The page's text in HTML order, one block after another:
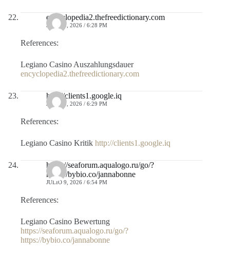
encyclopedia2.thefreedictionary.com
JULIO 9, 2026 / 6:28 PM
References:
Legiano Casino Auszahlungsdauer
encyclopedia2.thefreedictionary.com
http://clients1.google.iq
JULIO 9, 2026 / 6:29 PM
References:
Legiano Casino Kritik http://clients1.google.iq
https://seaforum.aqualogo.ru/go/?
https://bybio.co/jannabonne
JULIO 9, 2026 / 6:54 PM
References:
Legiano Casino Bewertung
https://seaforum.aqualogo.ru/go/?
https://bybio.co/jannabonne